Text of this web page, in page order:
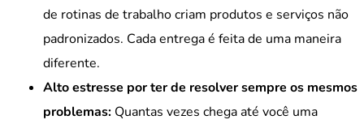
de rotinas de trabalho criam produtos e serviços não
padronizados. Cada entrega é feita de uma maneira
diferente.
Alto estresse por ter de resolver sempre os mesmos
problemas: Quantas vezes chega até você uma